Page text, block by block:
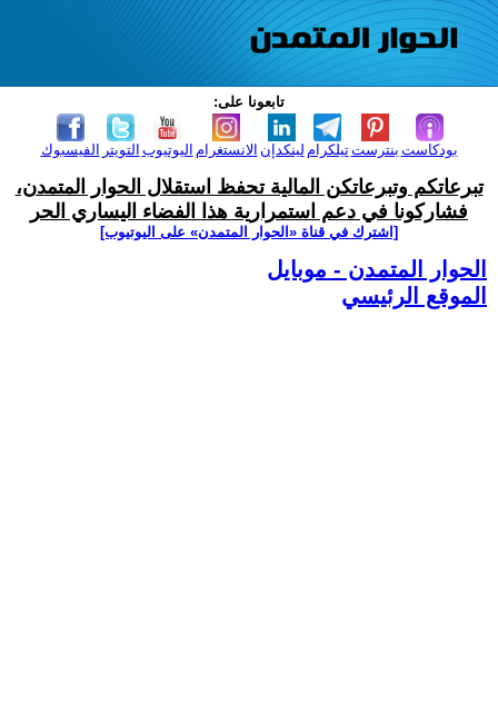
تابعونا على:
الفيسبوك التويتر اليوتيوب الانستغرام لينكدإن تيلكرامبنترست بودكاست
تبرعاتكم وتبرعاتكن المالية تحفظ استقلال الحوار المتمدن،
فشاركونا في دعم استمرارية هذا الفضاء اليساري الحر
[اشترك في قناة ‫«الحوار المتمدن» على اليوتيوب]
الحوار المتمدن - موبايل
الموقع الرئيسي